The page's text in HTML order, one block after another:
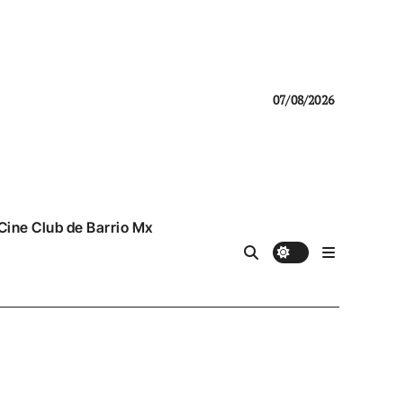
07/08/2026
Club de Barrio Mx